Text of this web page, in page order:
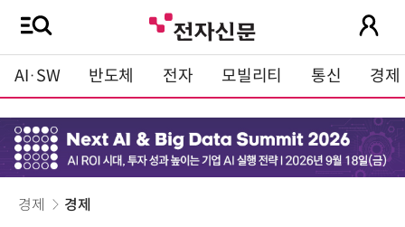
AI·SW 반도체 전자 모빌리티 통신 경제
경제 경제